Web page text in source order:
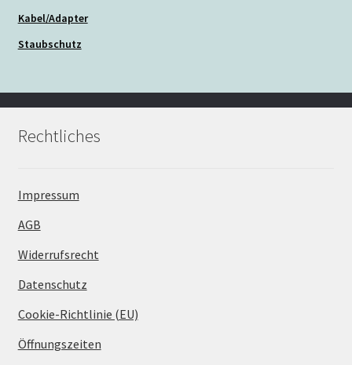
Kabel/Adapter
Staubschutz
Rechtliches
Impressum
AGB
Widerrufsrecht
Datenschutz
Cookie-Richtlinie (EU)
Öffnungszeiten